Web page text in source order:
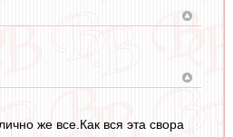
же все.Как вся эта свора